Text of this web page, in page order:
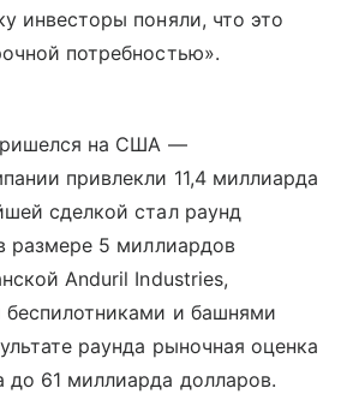
инвесторы поняли, что это
потребностью».
на США —
привлекли 11,4 миллиарда
сделкой стал раунд
размере 5 миллиардов
Anduril Industries⁠,
беспилотниками и башнями
раунда рыночная оценка
до 61 миллиарда долларов.